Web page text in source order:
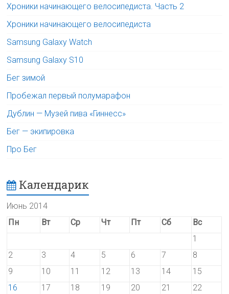
Хроники начинающего велосипедиста. Часть 2
Хроники начинающего велосипедиста
Samsung Galaxy Watch
Samsung Galaxy S10
Бег зимой
Пробежал первый полумарафон
Дублин — Музей пива «Гиннесс»
Бег — экипировка
Про Бег
Календарик
Июнь 2014
Пн
Вт Ср Чт Пт Сб
Вс
1
2
3 4 5 6 7
8
9
10 11 12 13 14
15
16
17 18 19 20 21
22